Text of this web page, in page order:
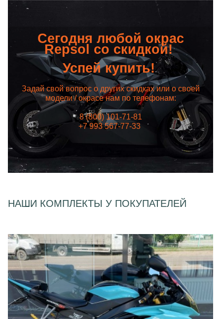
Сегодня любой окрас
Repsol со скидкой!
Успей купить!
Задай свой вопрос о других скидках или о своей
модели / окрасе нам по телефонам:
8 (800) 101-71-81
+7 993 567-77-33
НАШИ КОМПЛЕКТЫ У ПОКУПАТЕЛЕЙ